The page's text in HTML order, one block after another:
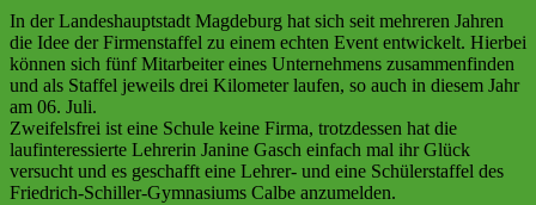
In der Landeshauptstadt Magdeburg hat sich seit mehreren Jahren
die Idee der Firmenstaffel zu einem echten Event entwickelt. Hierbei
können sich fünf Mitarbeiter eines Unternehmens zusammenfinden
und als Staffel jeweils drei Kilometer laufen, so auch in diesem Jahr
am 06. Juli.
Zweifelsfrei ist eine Schule keine Firma, trotzdessen hat die
laufinteressierte Lehrerin Janine Gasch einfach mal ihr Glück
versucht und es geschafft eine Lehrer- und eine Schülerstaffel des
Friedrich-Schiller-Gymnasiums Calbe anzumelden.